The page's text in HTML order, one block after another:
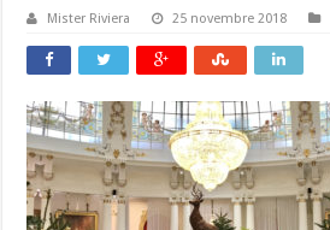
Mister Riviera 25 novembre 2018